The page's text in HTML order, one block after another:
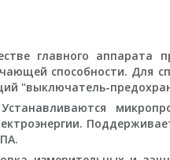
главного аппарата
способности. Для
"выключатель-
Устанавливаются